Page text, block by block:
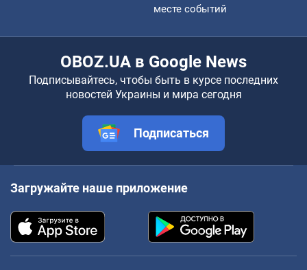
месте событий
OBOZ.UA в Google News
Подписывайтесь, чтобы быть в курсе последних
новостей Украины и мира сегодня
Подписаться
Загружайте наше приложение